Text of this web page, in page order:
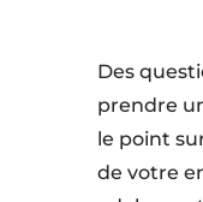
Des
prendre
le point
de votre